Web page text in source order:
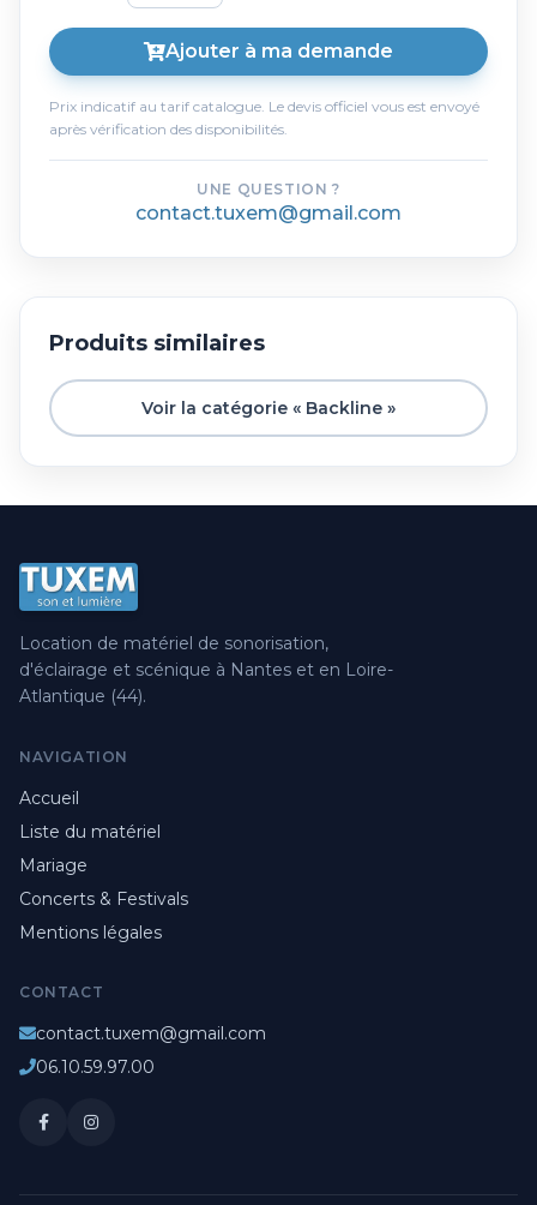
Ajouter à ma demande
Prix indicatif au tarif catalogue. Le devis officiel vous est envoyé
après vérification des disponibilités.
UNE QUESTION ?
contact.tuxem@gmail.com
Produits similaires
Voir la catégorie « Backline »
Location de matériel de sonorisation,
d'éclairage et scénique à Nantes et en Loire-
Atlantique (44).
NAVIGATION
Accueil
Liste du matériel
Mariage
Concerts & Festivals
Mentions légales
CONTACT
contact.tuxem@gmail.com
06.10.59.97.00